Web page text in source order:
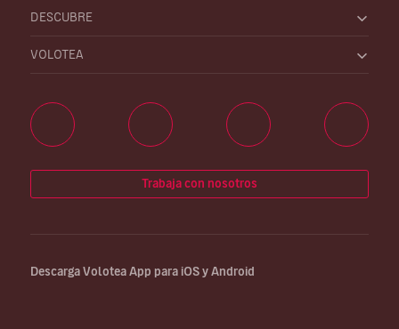
DESCUBRE
VOLOTEA
Trabaja con nosotros
Descarga Volotea App para iOS y Android